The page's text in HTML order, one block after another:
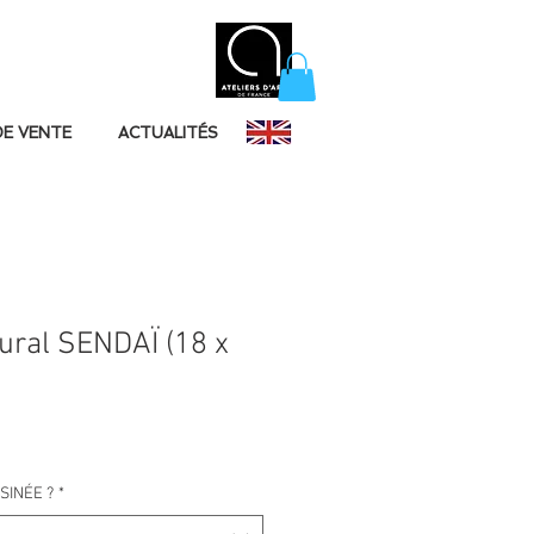
VENTE ACTUALITÉS
SENDAÏ (18 x
? *